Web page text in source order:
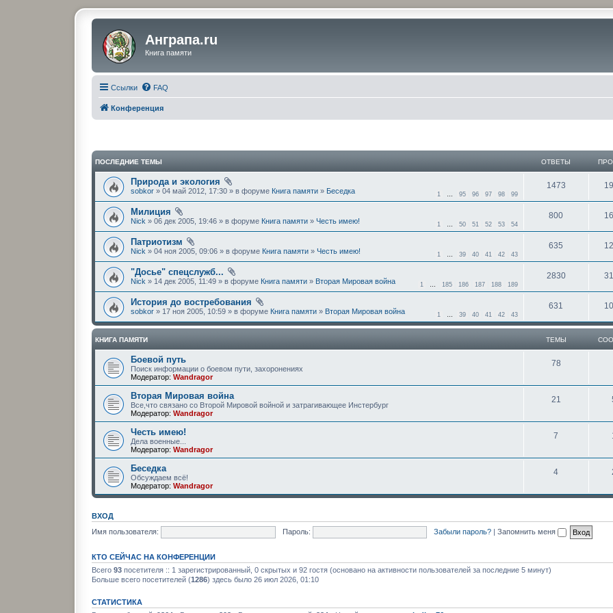
Анграпа.ru
Книга памяти
Ссылки FAQ
Конференция
ПОСЛЕДНИЕ ТЕМЫ ОТВЕТЫ
Природа и экология
1 … 95 96 97 98 99
sobkor » 04 май 2012, 17:30 » в форуме Книга памяти » Беседка
1473
Милиция
1 … 50 51 52 53 54
Nick » 06 дек 2005, 19:46 » в форуме Книга памяти »Честь имею!
800
Патриотизм
1 … 39 40 41 42 43
Nick » 04 ноя 2005, 09:06 » в форуме Книга памяти »Честь имею!
635
"Досье" спецслужб...
1 … 185 186 187 188 189
Nick » 14 дек 2005, 11:49 » в форуме Книга памяти » Вторая Мировая война
2830
История до востребования
1 … 39 40 41 42 43
sobkor » 17 ноя 2005, 10:59 » в форуме Книга памяти » Вторая Мировая война
631
КНИГА ПАМЯТИ ТЕМЫ
Боевой путь
Поиск информации о боевом пути, захоронениях
Модератор: Wandragor
78
Вторая Мировая война
Все,что связано со Второй Мировой войной и затрагивающее Инстербург
Модератор: Wandragor
21
Честь имею!
Дела военные...
Модератор: Wandragor
7
Беседка
Обсуждаем всё!
Модератор: Wandragor
4
ВХОД
Имя пользователя:
Пароль: Забыли пароль? Запомнить меня
КТО СЕЙЧАС НА КОНФЕРЕНЦИИ
Всего93 посетителя :: 1 зарегистрированный, 0 скрытых и 92 гостя (основано на активности пользователей за последние 5 минут)
Больше всего посетителей (1286) здесь было 26 июл 2026, 01:10
СТАТИСТИКА